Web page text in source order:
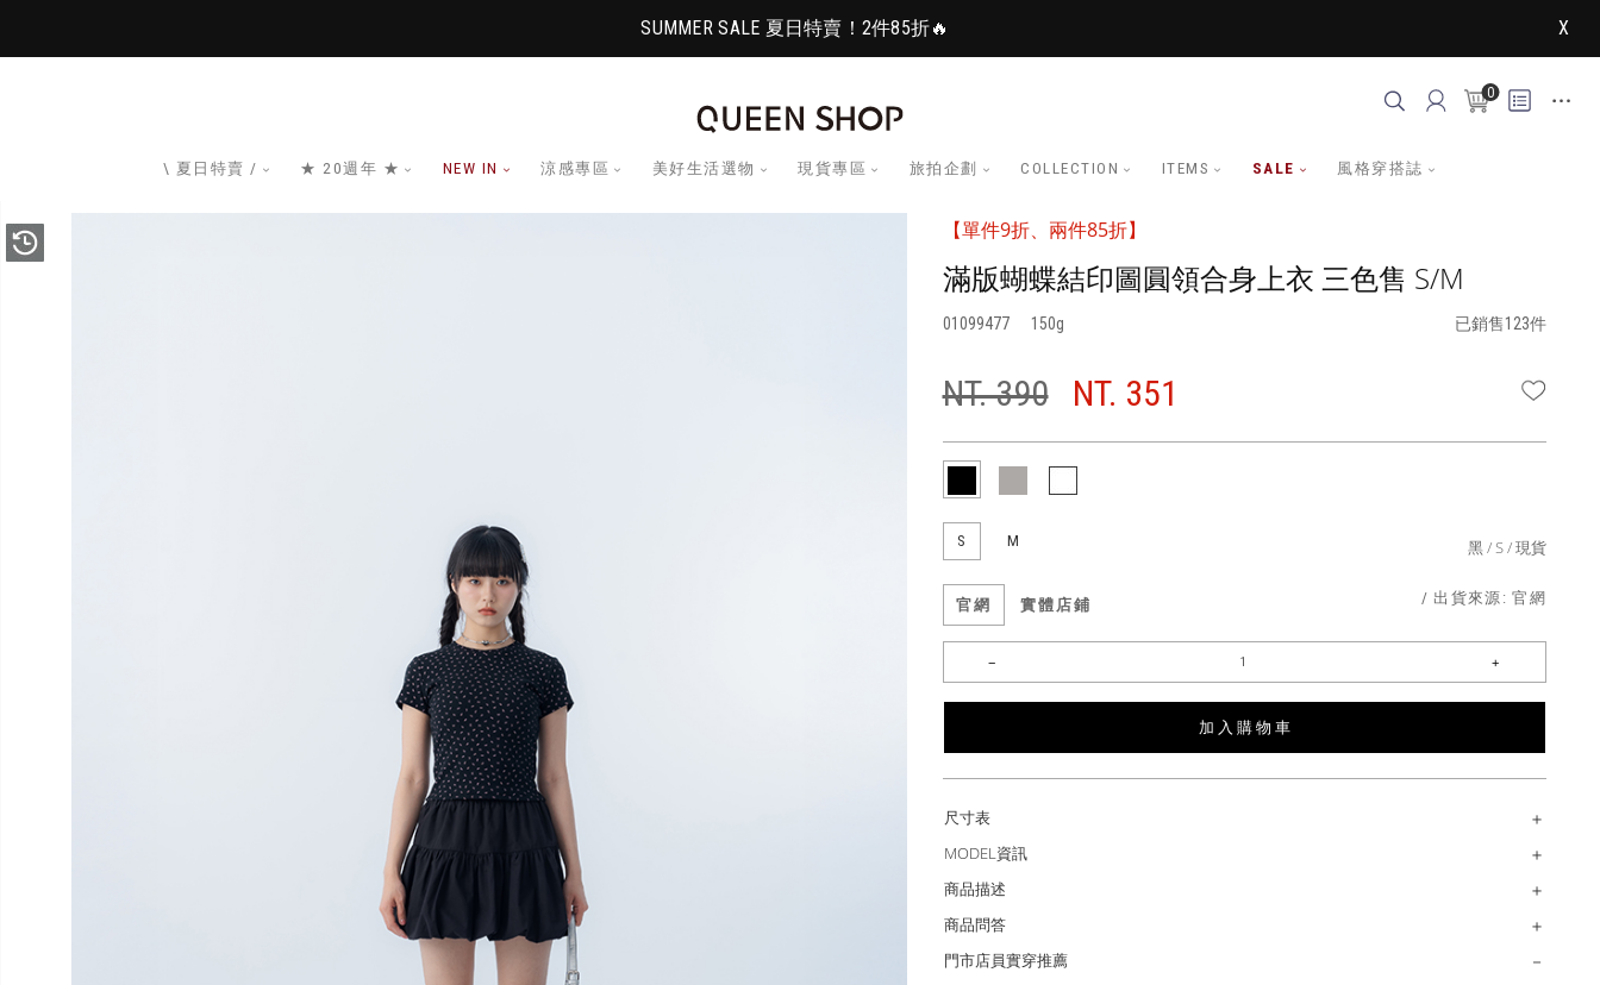
SUMMER SALE 夏日特賣！2件85折🔥 X
0
\ 夏日特賣 / ★ 20週年 ★ NEW IN 涼感專區 美好生活選物 現貨專區 旅拍企劃 COLLECTION ITEMS SALE 風格穿搭誌
【單件9折、兩件85折】
滿版蝴蝶結印圖圓領合身上衣 三色售 S/M
01099477 150 已銷售123件
NT. 390 NT. 351
S M 黑 S 現貨
官網 實體店鋪 / 出貨來源:官網
加 入 購 物 車
尺寸表
MODEL資訊
商品描述
商品問答
門市店員實穿推薦